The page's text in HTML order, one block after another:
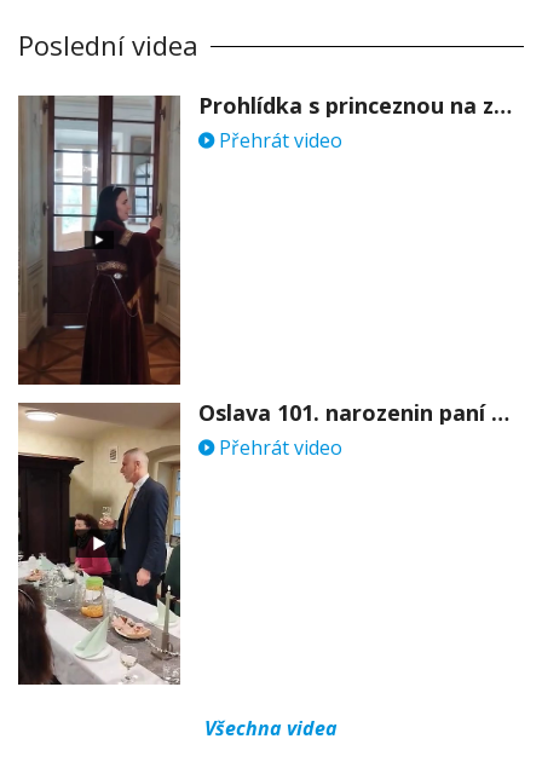
Poslední videa
Prohlídka s princeznou na zámku Stekník
Přehrát video
Oslava 101. narozenin paní Věry Skořepové
Přehrát video
Všechna videa